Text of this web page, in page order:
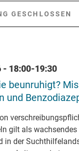
GESCHLOSSEN
- 18:00-19:30
beunruhigt?
und
gilt als wachsendes
in der